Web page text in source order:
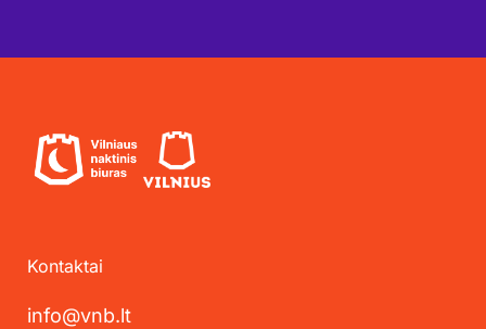
Kontaktai
info@vnb.lt